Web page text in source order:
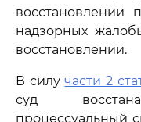
восстановлении
надзорных
восстановлении.
В силучасти 2
суд
процессуальный